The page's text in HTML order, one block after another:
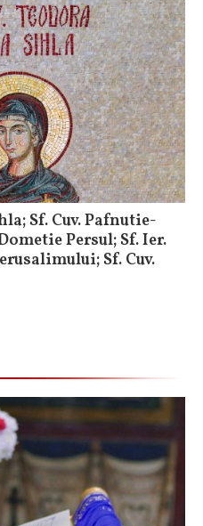
Sf. Cuv. Pafnutie-
Persul; Sf. Ier.
Sf. Cuv.